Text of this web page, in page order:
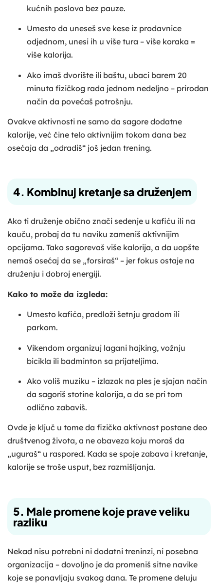
kućnih poslova bez pauze.
Umesto da uneseš sve kese iz prodavnice
odjednom, unesi ih u više tura – više koraka =
više kalorija.
Ako imaš dvorište ili baštu, ubaci barem 20
minuta fizičkog rada jednom nedeljno – prirodan
način da povećaš potrošnju.
Ovakve aktivnosti ne samo da sagore dodatne
kalorije, već čine telo aktivnijim tokom dana bez
osećaja da „odradiš“ još jedan trening.
4. Kombinuj kretanje sa druženjem
Ako ti druženje obično znači sedenje u kafiću ili na
kauču, probaj da tu naviku zameniš aktivnijim
opcijama. Tako sagorevaš više kalorija, a da uopšte
nemaš osećaj da se „forsiraš“ – jer fokus ostaje na
druženju i dobroj energiji.
Kako to može da izgleda:
Umesto kafića, predloži šetnju gradom ili
parkom.
Vikendom organizuj lagani hajking, vožnju
bicikla ili badminton sa prijateljima.
Ako voliš muziku – izlazak na ples je sjajan način
da sagoriš stotine kalorija, a da se pri tom
odlično zabaviš.
Ovde je ključ u tome da fizička aktivnost postane deo
društvenog života, a ne obaveza koju moraš da
„uguraš“ u raspored. Kada se spoje zabava i kretanje,
kalorije se troše usput, bez razmišljanja.
5. Male promene koje prave veliku
razliku
Nekad nisu potrebni ni dodatni treninzi, ni posebna
organizacija – dovoljno je da promeniš sitne navike
koje se ponavljaju svakog dana. Te promene deluju